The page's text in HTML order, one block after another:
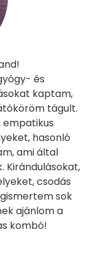
és
kaptam,
tágult.
empatikus
hasonló
ami által
Kirándulásokat,
csodás
sok
ajánlom a
kombó!